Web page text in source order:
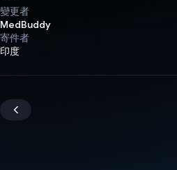
變更者
MedBuddy
寄件者
印度